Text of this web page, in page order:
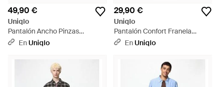
49,90 €
Uniqlo
Pantalón Ancho Pinzas
Cepillado (Largo) - Negro
EnUniqlo
29,90 €
Uniqlo
Pantalón Confort Franela
Tobillero - Gris
EnUniqlo